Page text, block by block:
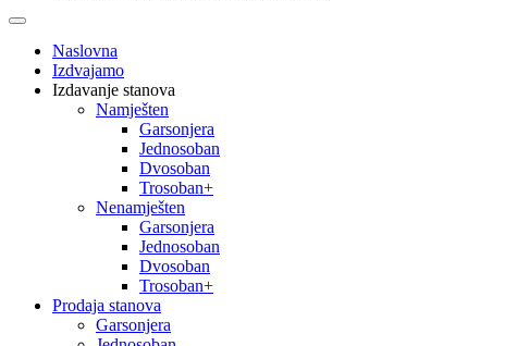
Naslovna
Izdvajamo
Izdavanje stanova
Namješten
Garsonjera
Jednosoban
Dvosoban
Trosoban+
Nenamješten
Garsonjera
Jednosoban
Dvosoban
Trosoban+
Prodaja stanova
Garsonjera